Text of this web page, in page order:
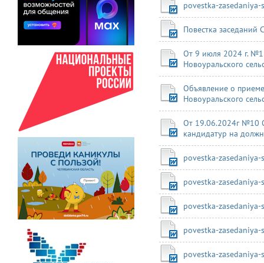
povestka-
Повестка заседаний
От 9 июля 2024 г.
Новоуральского
Объявление о
Новоуральского
От 19.06.2024г №10
кандидатур на
povestka-
povestka-
povestka-
povestka-
povestka-